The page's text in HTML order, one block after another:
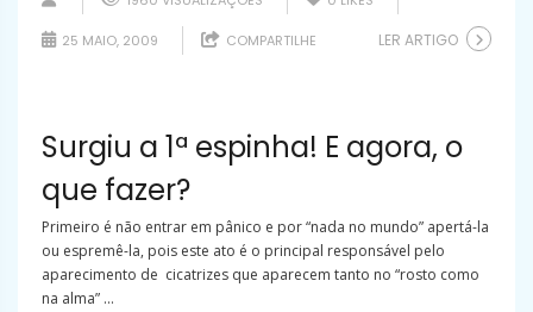
25 MAIO, 2009 COMPARTILHE LER ARTIGO
Surgiu a 1ª espinha! E agora, o
que fazer?
Primeiro é não entrar em pânico e por “nada no mundo” apertá-la
ou espremê-la, pois este ato é o principal responsável pelo
aparecimento de cicatrizes que aparecem tanto no “rosto como
na alma” ...